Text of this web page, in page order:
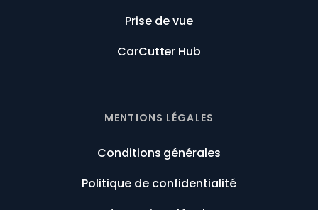
Prise de vue
CarCutter Hub
MENTIONS LÉGALES
Conditions générales
Politique de confidentialité